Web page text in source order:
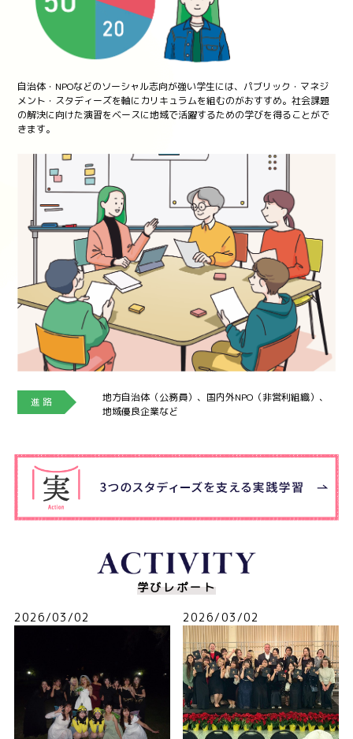
自治体・NPOなどのソーシャル志向が強い学生には、パブリック・マネジ
メント・スタディーズを軸にカリキュラムを組むのがおすすめ。社会課題
の解決に向けた演習をベースに地域で活躍するための学びを得ることがで
きます。
進 路
地方自治体（公務員）、国内外NPO（非営利組織）、
地域優良企業など
学びレポート
2026/03/02
2026/03/02